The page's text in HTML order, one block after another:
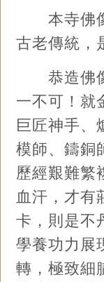
本寺佛像
古老傳統，
恭造佛像
一不可！就
巨匠神手、
模師、鑄銅
歷經艱難繁
血汗，才有
卡，則是不
學養功力展
轉，極致細